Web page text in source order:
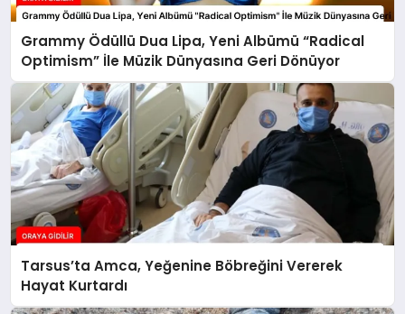
Grammy Ödüllü Dua Lipa, Yeni Albümü “Radical
Optimism” İle Müzik Dünyasına Geri Dönüyor
Tarsus’ta Amca, Yeğenine Böbreğini Vererek
Hayat Kurtardı